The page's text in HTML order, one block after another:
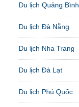
Du lịch Quảng Bình
Du lịch Đà Nẵng
Du lịch Nha Trang
Du lịch Đà Lạt
Du lịch Phú Quốc